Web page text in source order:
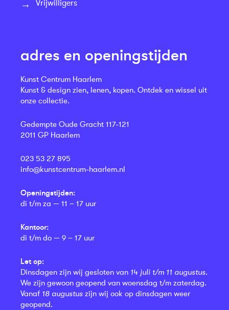
Vrijwilligers
adres en openingstijden
Kunst Centrum Haarlem
Kunst & design zien, lenen, kopen. Ontdek en wissel uit
onze collectie.
Gedempte Oude Gracht 117-121
2011 GP Haarlem
023 53 27 895
info@kunstcentrum-haarlem.nl
Openingstijden:
di t/m za — 11 – 17 uur
Kantoor:
di t/m do — 9 – 17 uur
Let op:
Dinsdagen zijn wij gesloten van 14 juli t/m 11 augustus.
We zijn gewoon geopend van woensdag t/m zaterdag.
Vanaf 18 augustus zijn wij ook op dinsdagen weer
geopend.